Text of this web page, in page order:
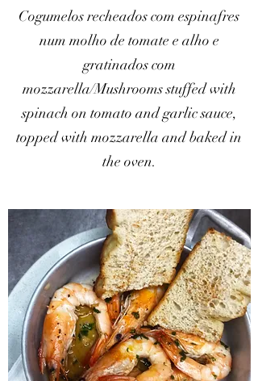
Cogumelos recheados com espinafres
num molho de tomate e alho e
gratinados com
mozzarella/Mushrooms stuffed with
spinach on tomato and garlic sauce,
topped with mozzarella and baked in
the oven.